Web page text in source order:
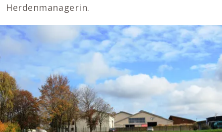
Herdenmanagerin.